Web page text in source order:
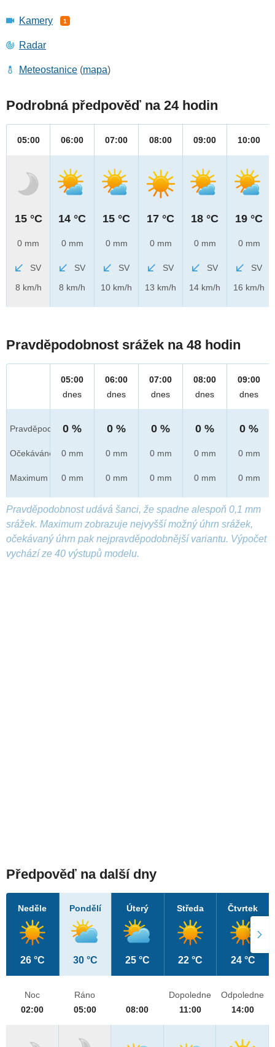
Kamery 1
Radar
Meteostanice (mapa)
Podrobná předpověď na 24 hodin
05:00
15 °C
0 mm
SV
8 km/h
06:00
14 °C
0 mm
SV
8 km/h
07:00
15 °C
0 mm
SV
10 km/h
08:00
17 °C
0 mm
SV
13 km/h
09:00
18 °C
0 mm
SV
14 km/h
10:00
19 °C
0 mm
SV
16 km/h
Pravděpodobnost srážek na 48 hodin
Pravděpod.
Očekáváno
Maximum
05:00
dnes
0 %
0 mm
0 mm
06:00
dnes
0 %
0 mm
0 mm
07:00
dnes
0 %
0 mm
0 mm
08:00
dnes
0 %
0 mm
0 mm
09:00
dnes
0 %
0 mm
0 mm
Pravděpodobnost udává šanci, že spadne alespoň 0,1 mm
srážek. Maximum zobrazuje nejvyšší možný úhrn srážek,
očekávaný úhrn pak nejpravděpodobnější variantu. Výpočet
vychází ze 40 výstupů modelu.
Předpověď na další dny
Neděle
26 °C
Pondělí
30 °C
Úterý
25 °C
Středa
22 °C
Čtvrtek
24 °C
Noc
02:00
Ráno
05:00
08:00
Dopoledne
11:00
Odpoledne
14:00